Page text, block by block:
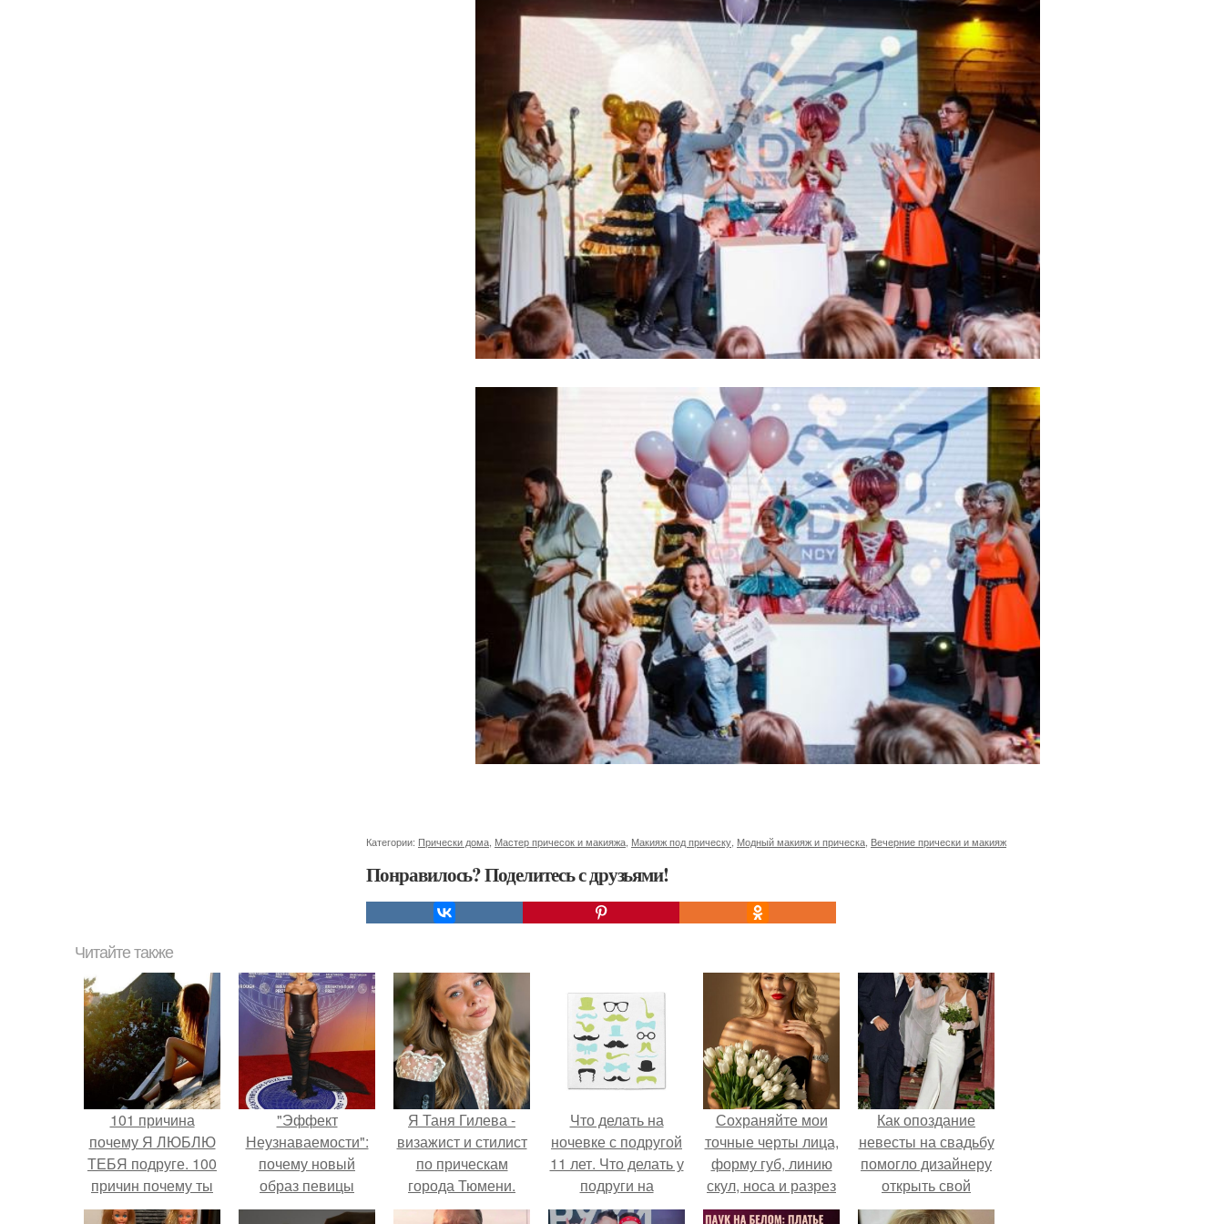
Категории: Прически дома, Мастер причесок и макияжа, Макияж под прическу, Модный макияж и прическа, Вечерние прически и макияж
Понравилось? Поделитесь с друзьями!
Читайте также
101 причина
почему Я ЛЮБЛЮ
ТЕБЯ подруге. 100
причин почему ты
моя лучшая
"Эффект
Неузнаваемости":
почему новый
образ певицы
вызвал споры о
Я Таня Гилева -
визажист и стилист
по прическам
города Тюмени.
Что делать на
ночевке с подругой
11 лет. Что делать у
подруги на
ночёвке?
Сохраняйте мои
точные черты лица,
форму губ, линию
скул, носа и разрез
глаз.
Как опоздание
невесты на свадьбу
помогло дизайнеру
открыть свой
бренд.